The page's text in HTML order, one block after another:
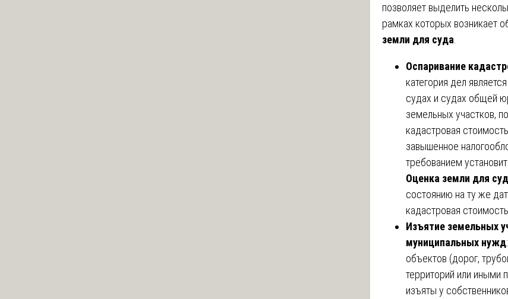
позволяет выделить
рамках которых возникает
земли для суда
Оспаривание
категория дел
судах и судах общей
земельных участков,
кадастровая
завышенное
требованием
Оценка земли для
состоянию на ту же
кадастровая
Изъятие земельных
муниципальных нужд
объектов (дорог,
территорий или иными
изъяты у